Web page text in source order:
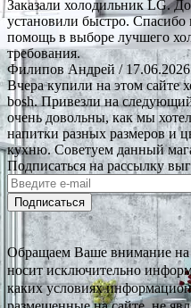
Заказали холодильник LG.
установили быстро. Спасибо
помощь в выборе лучшего
требования.
Филипов Андрей/ 17.06.2026
Вчера купили на этом сайте
bosh. Привезли на
очень довольны, как мы
напитки разных размеров и
кухню. Советуем данный
Подписаться на рассылку
Подписаться
Обращаем Ваше внимание на
носит исключительно
каких условиях